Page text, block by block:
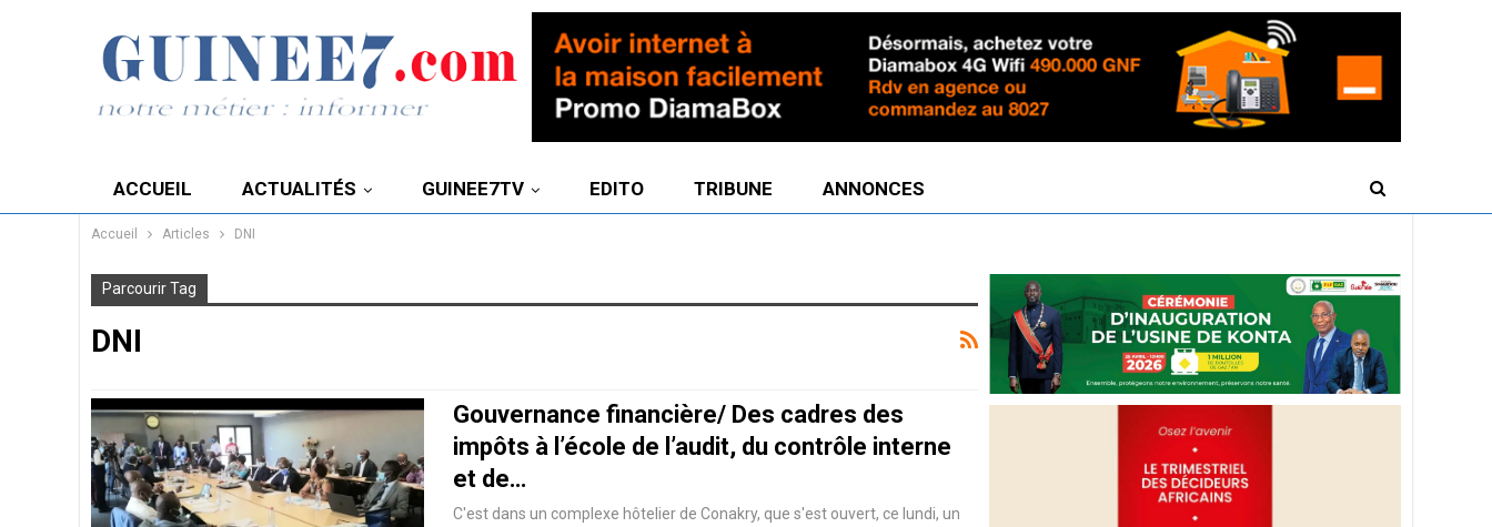
ACCUEIL ACTUALITÉS GUINEE7TV EDITO TRIBUNE ANNONCES
Accueil Articles DNI
Parcourir Tag
DNI
Gouvernance financière/ Des cadres des
impôts à l’école de l’audit, du contrôle interne
et de…
C'est dans un complexe hôtelier de Conakry, que s'est ouvert, ce lundi, un